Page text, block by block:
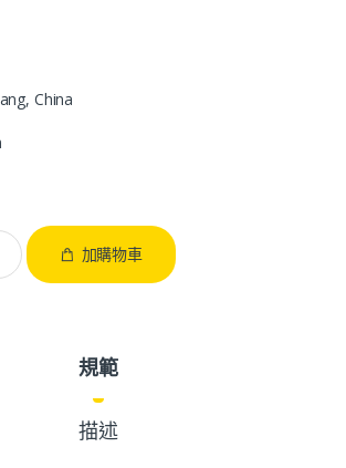
China
加購物車
規範
描述